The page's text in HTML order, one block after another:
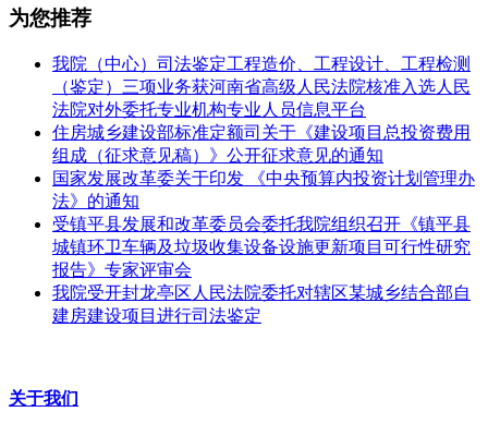
为您推荐
我院（中心）司法鉴定工程造价、工程设计、工程检测
（鉴定）三项业务获河南省高级人民法院核准入选人民
法院对外委托专业机构专业人员信息平台
住房城乡建设部标准定额司关于《建设项目总投资费用
组成（征求意见稿）》公开征求意见的通知
国家发展改革委关于印发 《中央预算内投资计划管理办
法》的通知
受镇平县发展和改革委员会委托我院组织召开《镇平县
城镇环卫车辆及垃圾收集设备设施更新项目可行性研究
报告》专家评审会
我院受开封龙亭区人民法院委托对辖区某城乡结合部自
建房建设项目进行司法鉴定
关于我们